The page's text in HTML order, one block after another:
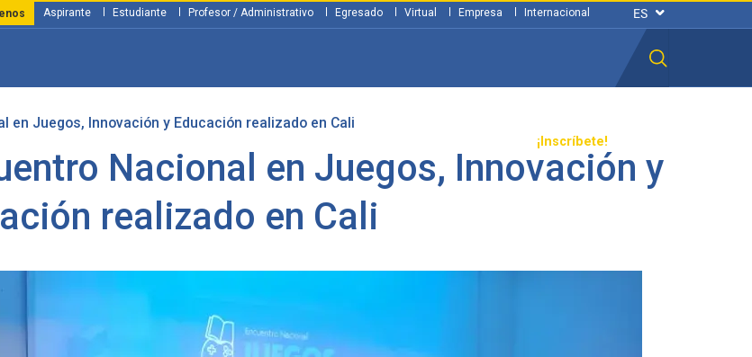
¡Inscríbete!
Aspirante Estudiante Profesor / Administrativo Egresado Virtual Empresa Internacional
en Juegos, Innovación y Educación realizado en Cali
Nacional en Juegos, Innovación y
realizado en Cali